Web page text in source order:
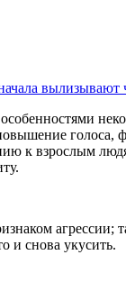
вылизывают
голоса,
к взрослым
и снова укусить.